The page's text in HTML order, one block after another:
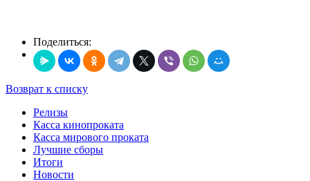
Поделиться:
Возврат к списку
Релизы
Касса кинопроката
Касса мирового проката
Лучшие сборы
Итоги
Новости